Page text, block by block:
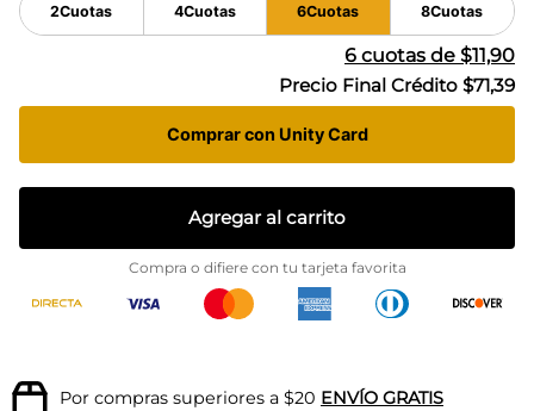
2Cuotas 4Cuotas 6Cuotas 8Cuotas
6 cuotas de $11,90
Precio Final Crédito $71,39
Comprar con Unity Card
Agregar al carrito
Compra o difiere con tu tarjeta favorita
Por compras superiores a $20 ENVÍO GRATIS